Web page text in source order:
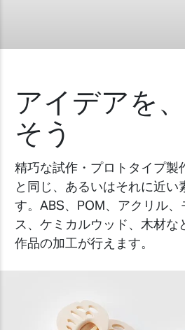
アイデアを
そう
精巧な試作・プロトタイプ製
と同じ、あるいはそれに近い
す。ABS、POM、アクリル
ス、ケミカルウッド、木材な
作品の加工が行えます。